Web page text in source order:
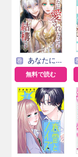
巻 あなたに愛されなくても結構です【タテヨミ】
無料で読む